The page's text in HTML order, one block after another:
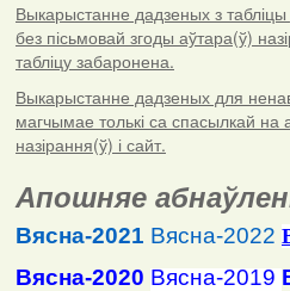
Выкарыстанне дадзеных з
без пісьмовай згоды аўтара(ў)
табліцу забаронена.
Выкарыстанне дадзеных для
магчымае толькі са спасылкай на
назірання(ў) і сайт.
Апошняе
Вясна-2021 Вясна-2022
Вясна-2020 Вясна-2019